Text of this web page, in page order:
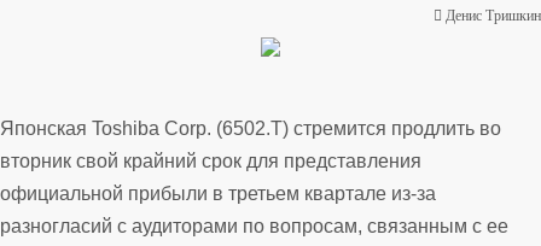
Денис Тришкин
Японская Toshiba Corp. (6502.T) стремится продлить во
вторник свой крайний срок для представления
официальной прибыли в третьем квартале из-за
разногласий с аудиторами по вопросам, связанным с ее